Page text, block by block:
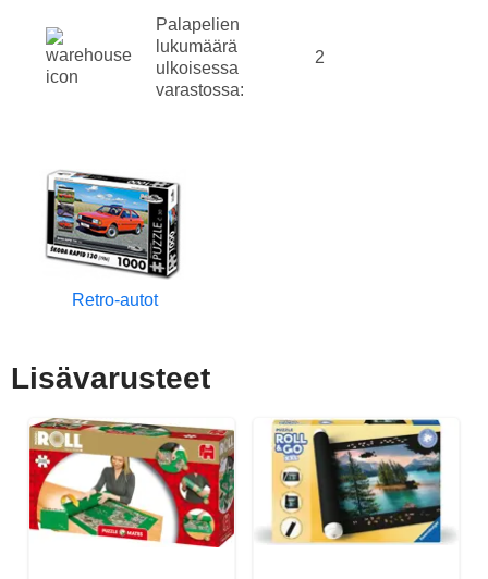
Palapelien
lukumäärä
ulkoisessa
varastossa:
2
Retro-autot
Lisävarusteet